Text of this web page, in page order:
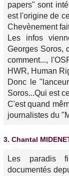
papers" sont
est l'origine de
Chevènement
Les infos
Georges Soros,
comment...,
HWR, Human
Donc le
Soros...Qui est
C'est quand
journalistes du
3. Chantal
Les paradis
documentés